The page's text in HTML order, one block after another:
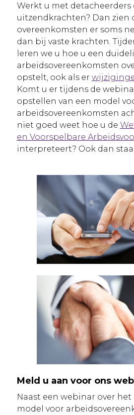
Werkt u met detacheerders
uitzendkrachten? Dan zien
overeenkomsten er soms
dan bij vaste krachten.
leren we u hoe u een
arbeidsovereenkomsten
opstelt, ook als er
Komt u er tijdens de
opstellen van een model
arbeidsovereenkomsten
niet goed weet hoe u de
en Voorspelbare
interpreteert? Ook dan
Meld u aan voor ons
Naast een webinar over het
model voor